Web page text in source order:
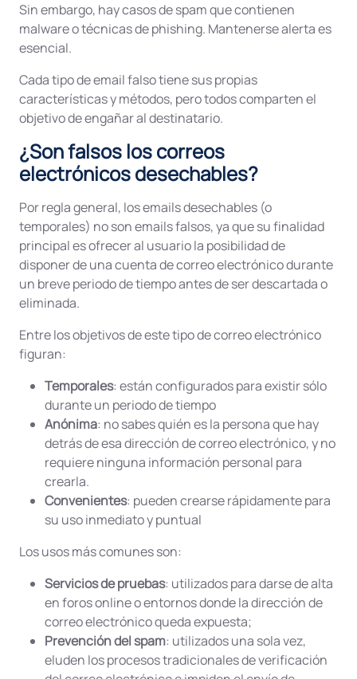
Sin embargo, hay casos de spam que contienen
malware o técnicas de phishing. Mantenerse alerta es
esencial.
Cada tipo de email falso tiene sus propias
características y métodos, pero todos comparten el
objetivo de engañar al destinatario.
¿Son falsos los correos
electrónicos desechables?
Por regla general, los emails desechables (o
temporales) no son emails falsos, ya que su finalidad
principal es ofrecer al usuario la posibilidad de
disponer de una cuenta de correo electrónico durante
un breve periodo de tiempo antes de ser descartada o
eliminada.
Entre los objetivos de este tipo de correo electrónico
figuran:
Temporales: están configurados para existir sólo
durante un periodo de tiempo
Anónima: no sabes quién es la persona que hay
detrás de esa dirección de correo electrónico, y no
requiere ninguna información personal para
crearla.
Convenientes: pueden crearse rápidamente para
su uso inmediato y puntual
Los usos más comunes son:
Servicios de pruebas: utilizados para darse de alta
en foros online o entornos donde la dirección de
correo electrónico queda expuesta;
Prevención del spam: utilizados una sola vez,
eluden los procesos tradicionales de verificación